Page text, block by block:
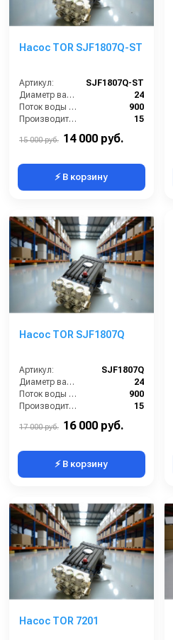
Насос TOR SJF1807Q-ST
Артикул:
SJF1807Q-ST
Диаметр вала (мм):
24
Поток воды (л/час):
900
Производительность (л/мин):
15
15 000 руб. 14 000 руб.
⚡ В корзину
Насос TOR SJF1807Q
Артикул:
SJF1807Q
Диаметр вала (мм):
24
Поток воды (л/час):
900
Производительность (л/мин):
15
17 000 руб. 16 000 руб.
⚡ В корзину
Насос TOR 7201